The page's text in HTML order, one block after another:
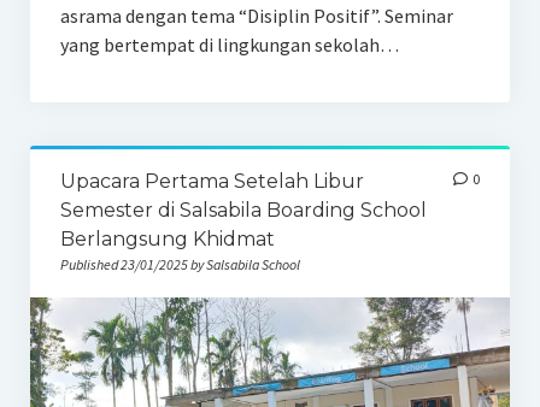
asrama dengan tema “Disiplin Positif”. Seminar
yang bertempat di lingkungan sekolah…
Upacara Pertama Setelah Libur
Semester di Salsabila Boarding School
Berlangsung Khidmat
Published 23/01/2025 by Salsabila School
0